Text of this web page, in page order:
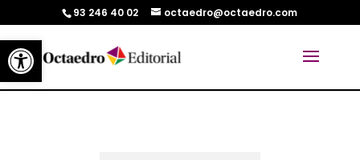
Abrir barra de herramientas
93 246 40 02 octaedro@octaedro.com